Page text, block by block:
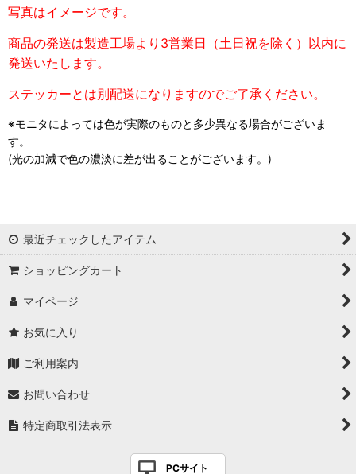
写真はイメージです。
商品の発送は製造工場より3営業日（土日祝を除く）以内に
発送いたします。
ステッカーとは別配送になりますのでご了承ください。
※モニタによっては色が実際のものと多少異なる場合がございま
す。
(光の加減で色の濃淡に差が出ることがございます。)
最近チェックしたアイテム
ショッピングカート
マイページ
お気に入り
ご利用案内
お問い合わせ
特定商取引法表示
PCサイト